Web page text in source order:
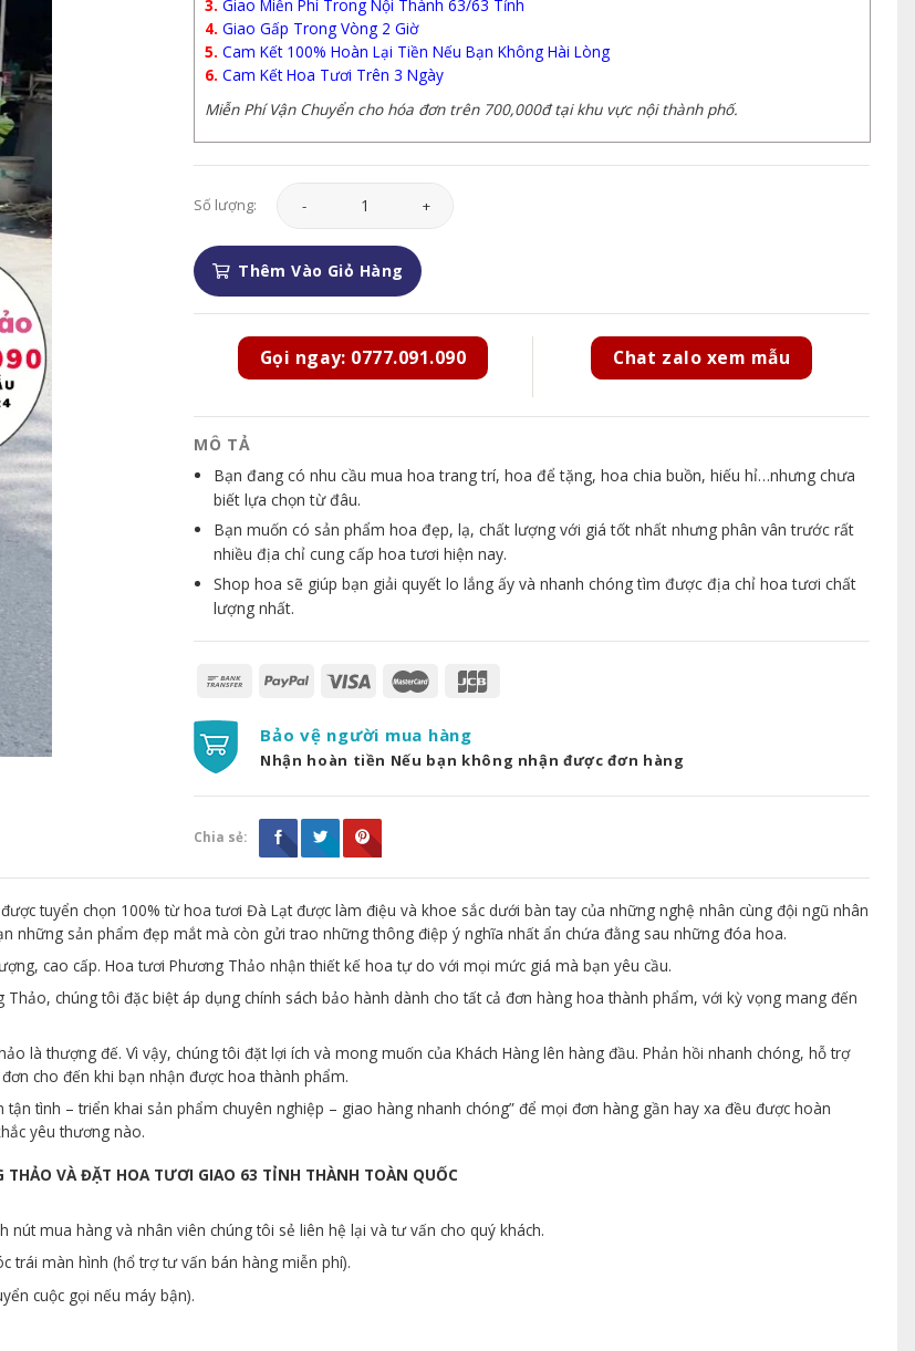
3. Giao Miễn Phí Trong Nội Thành 63/63 Tỉnh
4. Giao Gấp Trong Vòng 2 Giờ
5. Cam Kết 100% Hoàn Lại Tiền Nếu Bạn Không Hài Lòng
6. Cam Kết Hoa Tươi Trên 3 Ngày
Miễn Phí Vận Chuyển cho hóa đơn trên 700,000đ tại khu vực nội thành phố.
Số lượng:
Hoa Chia Buồn - HCB053 số lượng
Thêm Vào Giỏ Hàng
Gọi ngay: 0777.091.090 Chat zalo xem mẫu
MÔ TẢ
Bạn đang có nhu cầu mua hoa trang trí, hoa để tặng, hoa chia buồn, hiếu hỉ…nhưng chưa
biết lựa chọn từ đâu.
Bạn muốn có sản phẩm hoa đẹp, lạ, chất lượng với giá tốt nhất nhưng phân vân trước rất
nhiều địa chỉ cung cấp hoa tươi hiện nay.
Shop hoa sẽ giúp bạn giải quyết lo lắng ấy và nhanh chóng tìm được địa chỉ hoa tươi chất
lượng nhất.
Bảo vệ người mua hàng
Nhận hoàn tiền Nếu bạn không nhận được đơn hàng
Chia sẻ:
tuyển chọn 100% từ hoa tươi Đà Lạt được làm điệu và khoe sắc dưới bàn tay của những nghệ nhân cùng đội ngũ nhân
những sản phẩm đẹp mắt mà còn gửi trao những thông điệp ý nghĩa nhất ẩn chứa đằng sau những đóa hoa.
cao cấp. Hoa tươi Phương Thảo nhận thiết kế hoa tự do với mọi mức giá mà bạn yêu cầu.
Thảo, chúng tôi đặc biệt áp dụng chính sách bảo hành dành cho tất cả đơn hàng hoa thành phẩm, với kỳ vọng mang đến
là thượng đế. Vì vậy, chúng tôi đặt lợi ích và mong muốn của Khách Hàng lên hàng đầu. Phản hồi nhanh chóng, hỗ trợ
cho đến khi bạn nhận được hoa thành phẩm.
tận tình – triển khai sản phẩm chuyên nghiệp – giao hàng nhanh chóng” để mọi đơn hàng gần hay xa đều được hoàn
yêu thương nào.
THẢO VÀ ĐẶT HOA TƯƠI GIAO 63 TỈNH THÀNH TOÀN QUỐC
nút mua hàng và nhân viên chúng tôi sẻ liên hệ lại và tư vấn cho quý khách.
trái màn hình (hổ trợ tư vấn bán hàng miễn phí).
cuộc gọi nếu máy bận).